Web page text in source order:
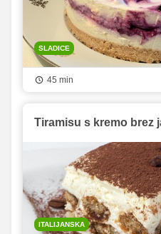
SLADICE
45 min
Tiramisu s kremo brez
ITALIJANSKA